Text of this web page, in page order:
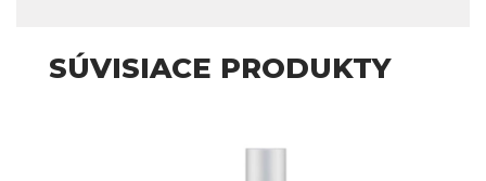
SÚVISIACE PRODUKTY